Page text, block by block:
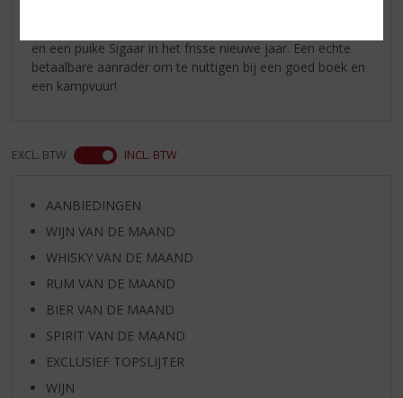
en een puike Sigaar in het frisse nieuwe jaar. Een echte
betaalbare aanrader om te nuttigen bij een goed boek en
een kampvuur!
EXCL. BTW INCL. BTW
AANBIEDINGEN
WIJN VAN DE MAAND
WHISKY VAN DE MAAND
RUM VAN DE MAAND
BIER VAN DE MAAND
SPIRIT VAN DE MAAND
EXCLUSIEF TOPSLIJTER
WIJN